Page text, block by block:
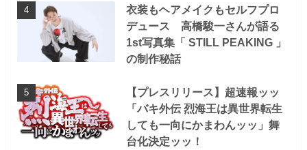
衣装もヘアメイクもセルフプロ
デュース 高橋駿一さんが語る
1st写真集「 STILL PEAKING 」
の制作秘話
【プレスリリース】超速報ッッ
「バキ外伝 烈海王は異世界転生
しても一向にかまわんッッ」舞
台化決定ッッ！